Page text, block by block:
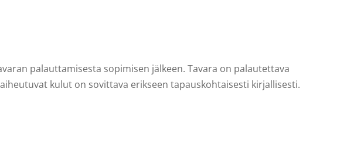
palauttamisesta sopimisen jälkeen. Tavara on palautettava
kulut on sovittava erikseen tapauskohtaisesti kirjallisesti.